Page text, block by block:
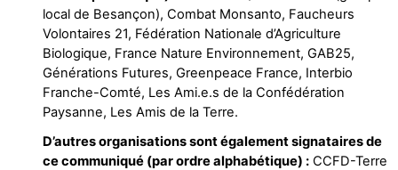
local de Besançon), Combat Monsanto, Faucheurs
Volontaires 21, Fédération Nationale d’Agriculture
Biologique, France Nature Environnement, GAB25,
Générations Futures, Greenpeace France, Interbio
Franche-Comté, Les Ami.e.s de la Confédération
Paysanne, Les Amis de la Terre.
D’autres organisations sont également signataires de
ce communiqué (par ordre alphabétique) : CCFD-Terre